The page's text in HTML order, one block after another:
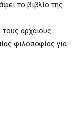
το βιβλίο της.
τους αρχαίους
φιλοσοφίας για